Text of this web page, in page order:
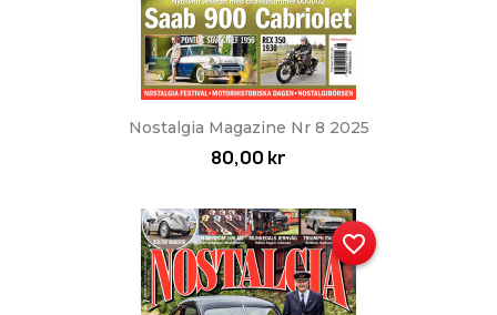
Nostalgia Magazine Nr 8 2025
80,00 kr
favorite_border